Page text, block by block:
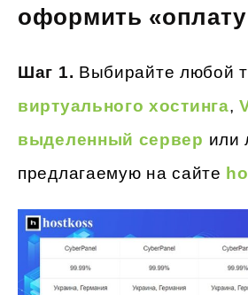
оформить
Шаг 1. Выбирайте любой
виртуального хостинга,
выделенный сервер или
предлагаемую на сайте